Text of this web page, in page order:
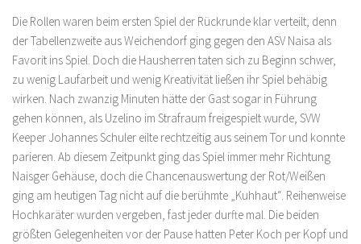
Die Rollen waren beim ersten Spiel der Rückrunde klar verteilt, denn
der Tabellenzweite aus Weichendorf ging gegen den ASV Naisa als
Favorit ins Spiel. Doch die Hausherren taten sich zu Beginn schwer,
zu wenig Laufarbeit und wenig Kreativität ließen ihr Spiel behäbig
wirken. Nach zwanzig Minuten hätte der Gast sogar in Führung
gehen können, als Uzelino im Strafraum freigespielt wurde, SVW
Keeper Johannes Schuler eilte rechtzeitig aus seinem Tor und konnte
parieren. Ab diesem Zeitpunkt ging das Spiel immer mehr Richtung
Naisger Gehäuse, doch die Chancenauswertung der Rot/Weißen
ging am heutigen Tag nicht auf die berühmte „Kuhhaut“. Reihenweise
Hochkaräter wurden vergeben, fast jeder durfte mal. Die beiden
größten Gelegenheiten vor der Pause hatten Peter Koch per Kopf und